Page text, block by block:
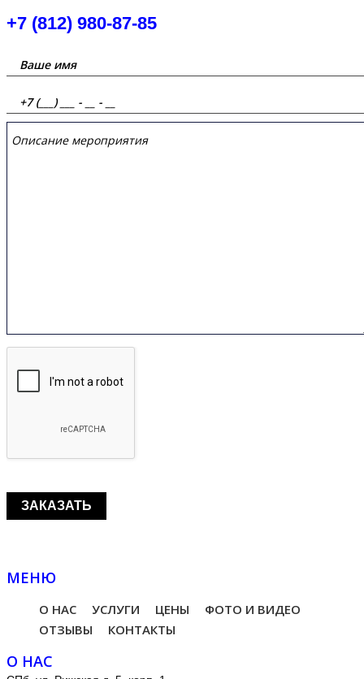
+7 (812) 980-87-85
МЕНЮ
О НАС УСЛУГИ ЦЕНЫ
ФОТО И ВИДЕО
ОТЗЫВЫ
КОНТАКТЫ
О НАС